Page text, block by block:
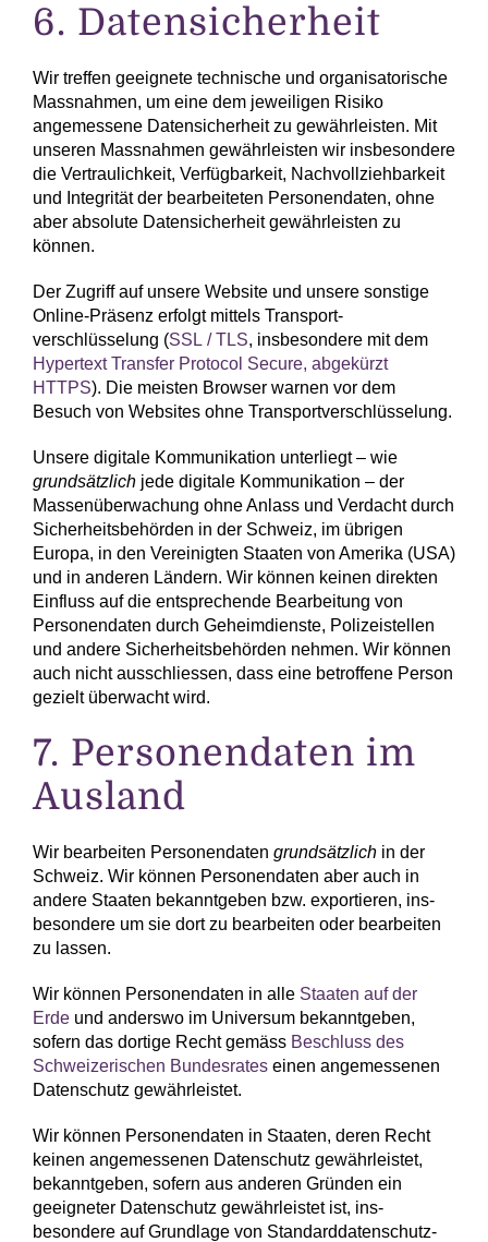
6. Daten­sicherheit
Wir treffen geeignete technische und organisatorische
Mass­nahmen, um eine dem jeweiligen Risiko
angemessene Daten­sicherheit zu gewähr­leisten. Mit
unseren Mass­nahmen gewähr­leisten wir insbesondere
die Ver­traulichkeit, Ver­fügbarkeit, Nach­vollzieh­barkeit
und Integrität der bearbeiteten Personen­daten, ohne
aber absolute Daten­sicherheit gewährleisten zu
können.
Der Zugriff auf unsere Website und unsere sonstige
Online-Präsenz erfolgt mittels Transport­
verschlüsselung (SSL / TLS, insbesondere mit dem
Hypertext Transfer Protocol Secure, abgekürzt
HTTPS). Die meisten Browser warnen vor dem
Besuch von Websites ohne Transport­verschlüsselung.
Unsere digitale Kommunikation unterliegt – wie
grundsätzlichjede digitale Kommunikation – der
Massen­überwachung ohne Anlass und Verdacht durch
Sicher­heitsbehörden in der Schweiz, im übrigen
Europa, in den Vereinigten Staaten von Amerika (USA)
und in anderen Ländern. Wir können keinen direkten
Einfluss auf die entsprechende Bearbeitung von
Personen­daten durch Geheim­dienste, Polizei­stellen
und andere Sicherheits­behörden nehmen. Wir können
auch nicht ausschliessen, dass eine betroffene Person
gezielt überwacht wird.
7. Personen­daten im
Ausland
Wir bearbeiten Personen­daten grundsätzlichin der
Schweiz. Wir können Personen­daten aber auch in
andere Staaten bekanntgeben bzw. expor­tieren, ins­
besondere um sie dort zu bear­beiten oder bear­beiten
zu lassen.
Wir können Personen­daten in alle Staaten auf der
Erdeund anderswo im Universum bekanntgeben,
sofern das dortige Recht gemäss Beschluss des
Schwei­zerischen Bundes­rateseinen angemessenen
Daten­schutz gewährleistet.
Wir können Personen­daten in Staaten, deren Recht
keinen angemessenen Daten­schutz gewähr­leistet,
bekannt­geben, sofern aus anderen Gründen ein
geeigneter Daten­schutz gewähr­leistet ist, ins­
besondere auf Grund­lage von Standard­datenschutz­